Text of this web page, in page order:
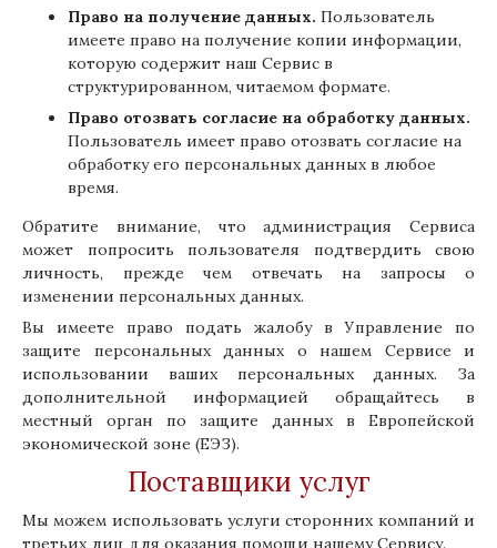
Право на получение данных. Пользователь
имеете право на получение копии информации,
которую содержит наш Сервис в
структурированном, читаемом формате.
Право отозвать согласие на обработку данных.
Пользователь имеет право отозвать согласие на
обработку его персональных данных в любое
время.
Обратите внимание, что администрация Сервиса
может попросить пользователя подтвердить свою
личность, прежде чем отвечать на запросы о
изменении персональных данных.
Вы имеете право подать жалобу в Управление по
защите персональных данных о нашем Сервисе и
использовании ваших персональных данных. За
дополнительной информацией обращайтесь в
местный орган по защите данных в Европейской
экономической зоне (ЕЭЗ).
Поставщики услуг
Мы можем использовать услуги сторонних компаний и
третьих лиц для оказания помощи нашему Сервису.